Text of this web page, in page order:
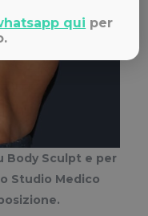
Body Sculpt e per
Studio Medico
qui per